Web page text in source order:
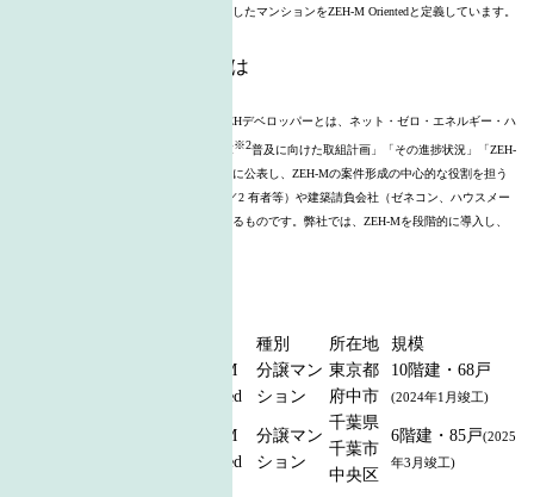
による）を20％以上削減することを目指したマンションをZEH-M Orientedと定義しています。
(注2)ZEHデベロッパーとは
マンション事業「ZEHデベロッパー」ZEHデベロッパーとは、ネット・ゼロ・エネルギー・ハ
ウス実証事業の趣旨に基づき、「ZEH-M※2普及に向けた取組計画」「その進捗状況」「ZEH-
M導入計画」「ZEH-M導入実績」を一般に公表し、ZEH-Mの案件形成の中心的な役割を担う
建築主（マンションデベロッパー、所1／2 有者等）や建築請負会社（ゼネコン、ハウスメー
カー等建設会社）を公募、登録、公表するものです。弊社では、ZEH-Mを段階的に導入し、
種別 所在地
規模
ZEH-M
Oriented
分譲マン
ション
東京都
府中市
10階建・68戸
(2024年1月竣工)
ZEH-M
Oriented
分譲マン
ション
千葉県
千葉市
中央区
6階建・85戸(2025
年3月竣工)